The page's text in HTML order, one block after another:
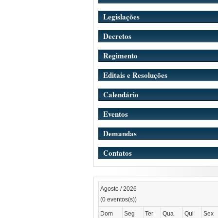
Legislações
Decretos
Regimento
Editais e Resoluções
Calendário
Eventos
Demandas
Contatos
Agosto / 2026
(0 eventos(s))
Dom Seg Ter Qua Qui Sex